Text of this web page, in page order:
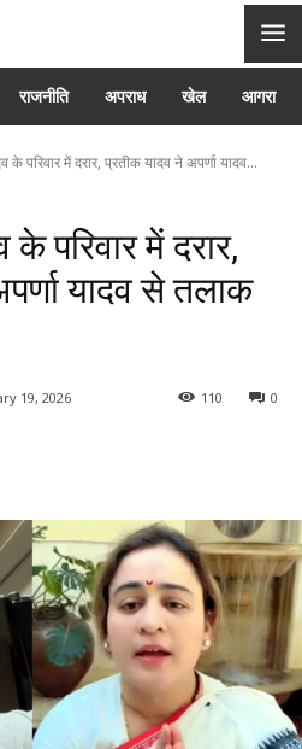
राजनीति अपराध खेल आगरा
के परिवार में दरार, प्रतीक यादव ने अपर्णा यादव...
परिवार में दरार,
यादव से तलाक
19, 2026 0
110